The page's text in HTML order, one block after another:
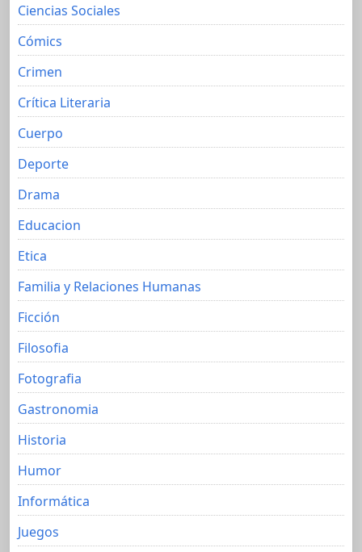
Ciencias Sociales
Cómics
Crimen
Crítica Literaria
Cuerpo
Deporte
Drama
Educacion
Etica
Familia y Relaciones Humanas
Ficción
Filosofia
Fotografia
Gastronomia
Historia
Humor
Informática
Juegos